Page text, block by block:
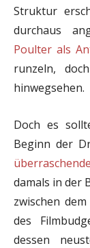
Struktur
durchaus
Poulter als
runzeln,
hinwegsehen.
Doch es
Beginn der
damals in der
zwischen
des
dessen